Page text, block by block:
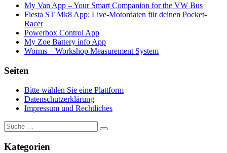
My Van App – Your Smart Companion for the VW Bus
Fiesta ST Mk8 App: Live-Motordaten für deinen Pocket-
Racer
Powerbox Control App
My Zoe Battery info App
Worms – Workshop Measurement System
Seiten
Bitte wählen Sie eine Plattform
Datenschutzerklärung
Impressum und Rechtliches
Suche
nach:
Suchen
Kategorien